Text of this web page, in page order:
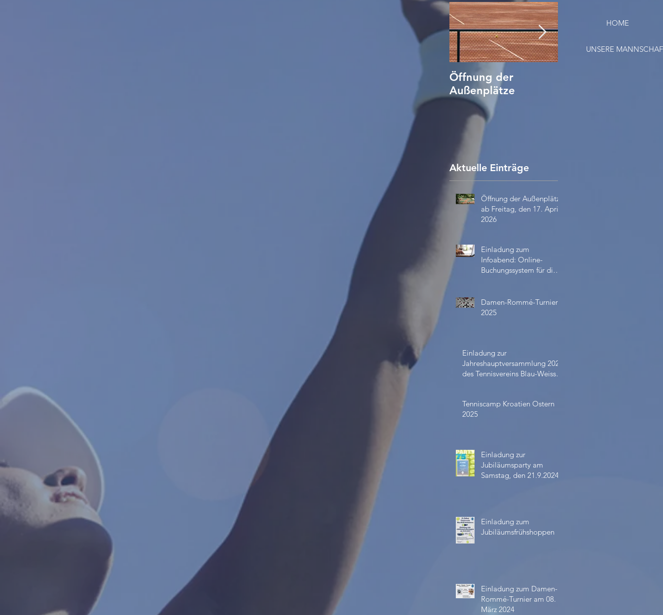
Öffnung der
Außenplätze
HOME
UNSERE
Aktuelle Einträge
Öffnung der Außenplätze
ab Freitag, den 17. April
2026
Einladung zum
Infoabend: Online-
Buchungssystem für die
Damen-Rommé-Turnier
2025
Einladung zur
Jahreshauptversammlung 2024
des Tennisvereins Blau-Weiss
Tenniscamp Kroatien Ostern
2025
Einladung zur
Jubiläumsparty am
Samstag, den 21.9.2024
Einladung zum
Jubiläumsfrühshoppen
Einladung zum Damen-
Rommé-Turnier am 08.
März 2024